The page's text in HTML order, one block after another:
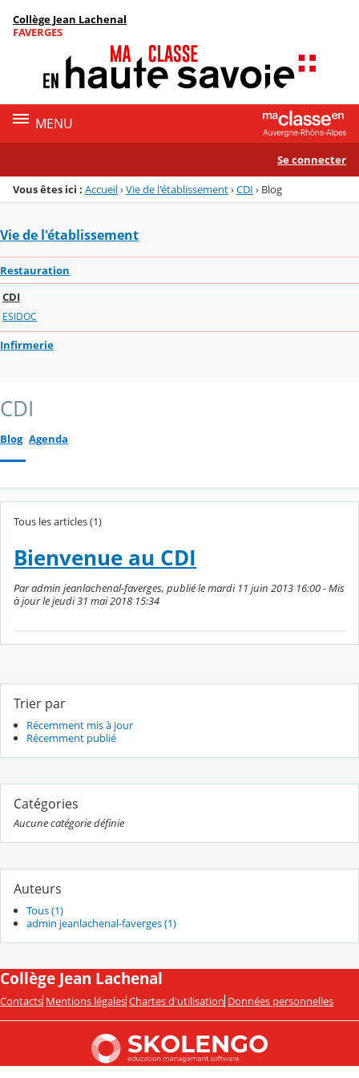
Menu de la rubrique
Contenu
Collège Jean Lachenal
FAVERGES
MENU
Se connecter
Vous êtes ici : Accueil›Vie de l'établissement›CDI › Blog
Vie de l'établissement
Restauration
CDI
ESIDOC
Infirmerie
CDI
Blog Agenda
Tous les articles (1)
Bienvenue au CDI
Par admin jeanlachenal-faverges, publié le mardi 11 juin 2013 16:00 - Mis
à jour le jeudi 31 mai 2018 15:34
Trier par
Récemment mis à jour
Récemment publié
Catégories
Aucune catégorie définie
Auteurs
Tous (1)
admin jeanlachenal-faverges (1)
Collège Jean Lachenal
Contacts Mentions légales Chartes d'utilisation Données personnelles